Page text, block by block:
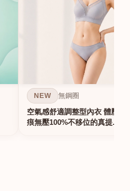
NEW 無鋼圈
空氣感舒適調整型內衣 體壓雕
痕無壓100%不移位的真提...